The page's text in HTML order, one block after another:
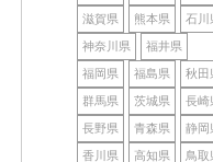
滋賀県 熊本県 石川
神奈川県 福井県
福岡県 福島県 秋田
群馬県 茨城県 長崎
長野県 青森県 静岡
香川県 高知県 鳥取